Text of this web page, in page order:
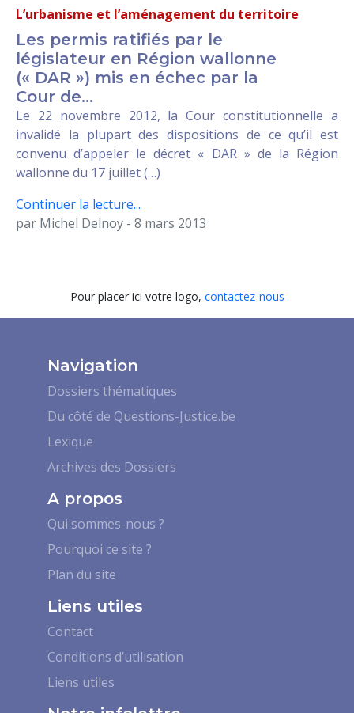
L’urbanisme et l’aménagement du territoire
Les permis ratifiés par le
législateur en Région wallonne
(« DAR ») mis en échec par la
Cour de...
Le 22 novembre 2012, la Cour constitutionnelle a
invalidé la plupart des dispositions de ce qu’il est
convenu d’appeler le décret « DAR » de la Région
wallonne du 17 juillet (…)
Continuer la lecture...
par Michel Delnoy - 8 mars 2013
Pour placer ici votre logo, contactez-nous
Navigation
Dossiers thématiques
Du côté de Questions-Justice.be
Lexique
Archives des Dossiers
A propos
Qui sommes-nous ?
Pourquoi ce site ?
Plan du site
Liens utiles
Contact
Conditions d’utilisation
Liens utiles